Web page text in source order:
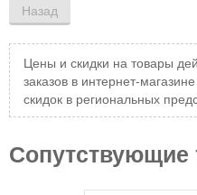
Цены и скидки на товары
заказов в интернет-
скидок в региональных
Сопутствующие